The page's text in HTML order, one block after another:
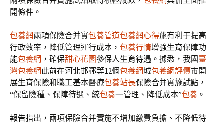
開條件。
包養網兩項保險合并實包養管道包養網心得施有利于提高
行政效率，降低管理運行成本， 包養行情增強生育保障功
能包養網 ，確保甜心花園參保人生育待遇。據悉，我國臺
灣包養網 此前在河北邯鄲等12個包養網城包養網評價市開
展生育保險和職工基本醫療包養站長保險合并實施試點，
“保留險種、保障待遇、統包養一管理、降低成本”包養 。
報告指出，兩項保險合并實施不增加繳費負擔、不降低待